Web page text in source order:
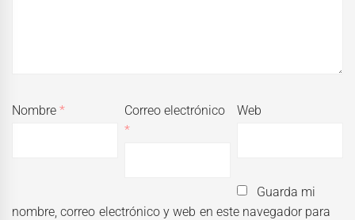
Nombre*
Correo electrónico
*
Web
Guarda mi
nombre, correo electrónico y web en este navegador para